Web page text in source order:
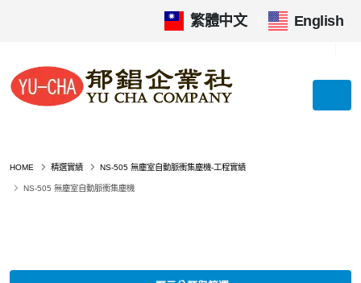
繁體中文 English
HOME 精選實績 NS-505 無塵室自動脈衝集塵機-工程實績
NS-505 無塵室自動脈衝集塵機